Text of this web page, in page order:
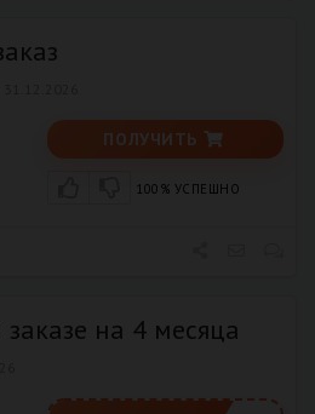
ПОЛУЧИТЬ
100% УСПЕШНО
на 4 месяца